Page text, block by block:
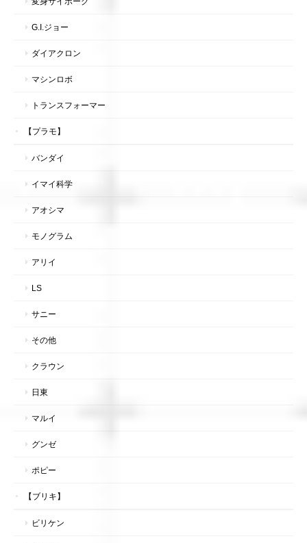
G.I.ジョー
ダイアクロン
マシンロボ
トランスフォーマー
【プラモ】
バンダイ
イマイ科学
アオシマ
モノグラム
アリイ
LS
サニー
その他
クラウン
日東
マルイ
グンゼ
ポピー
【ブリキ】
ビリケン